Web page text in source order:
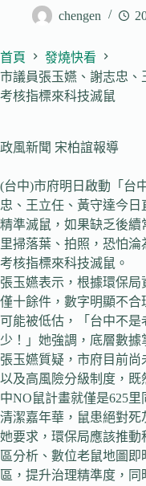
chengen
首頁
發燒快看
市議員張玉嬿、謝志忠
考核指標來科技滅鼠
政風新聞 宋柏誼報導
(台中)市府明日啟動「台
忠、王立任、黃守達今日
精準滅鼠，如果缺乏後續
里掃落葉、拍照，恐怕
考核指標來科技滅鼠。
張玉嬿表示，根據環保
僅十餘件，數字明顯不
可能被低估，「台中不
少！」她強調，底層數據
張玉嬿質疑，市府目前
以及高風險分級制度，
中NO鼠計畫就僅是625
清潔嘉年華，鼠患絕對死
她要求，環保局應該推
區分析、數位老鼠地圖
區，提升治理精準度，同